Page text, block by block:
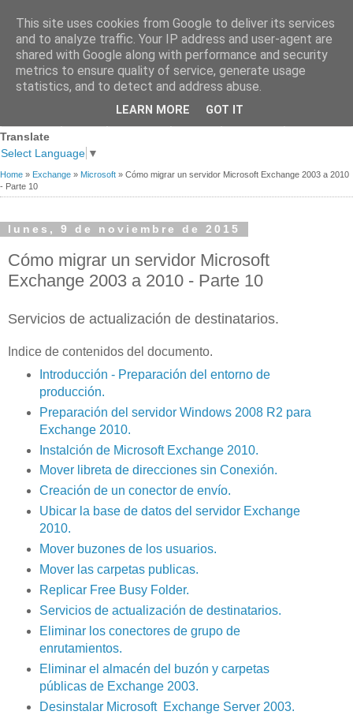
Premios
Links de
Contacto
Translate
Select Language ▼
Home » Exchange » Microsoft » Cómo migrar un servidor Microsoft Exchange 2003 a 2010
- Parte 10
lunes, 9 de noviembre de 2015
Cómo migrar un servidor Microsoft
Exchange 2003 a 2010 - Parte 10
Servicios de actualización de destinatarios.
Indice de contenidos del documento.
Introducción - Preparación del entorno de
producción.
Preparación del servidor Windows 2008 R2 para
Exchange 2010.
Instalción de Microsoft Exchange 2010.
Mover libreta de direcciones sin Conexión.
Creación de un conector de envío.
Ubicar la base de datos del servidor Exchange
2010.
Mover buzones de los usuarios.
Mover las carpetas publicas.
Replicar Free Busy Folder.
Servicios de actualización de destinatarios.
Eliminar los conectores de grupo de
enrutamientos.
Eliminar el almacén del buzón y carpetas
públicas de Exchange 2003.
Desinstalar Microsoft Exchange Server 2003.
This site uses cookies from Google to deliver its services
and to analyze traffic. Your IP address and user-agent are
shared with Google along with performance and security
metrics to ensure quality of service, generate usage
statistics, and to detect and address abuse.
LEARN MORE GOT IT